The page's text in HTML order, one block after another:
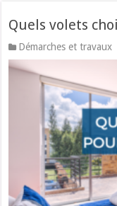
Quels volets
Démarches et travaux